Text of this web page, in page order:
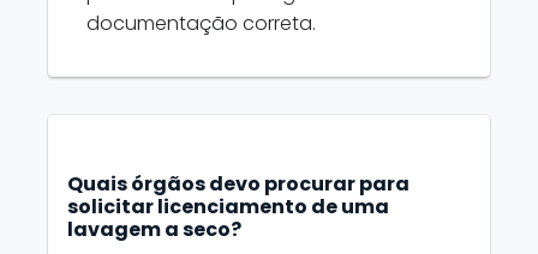
documentação correta.
Quais órgãos devo procurar para
solicitar licenciamento de uma
lavagem a seco?